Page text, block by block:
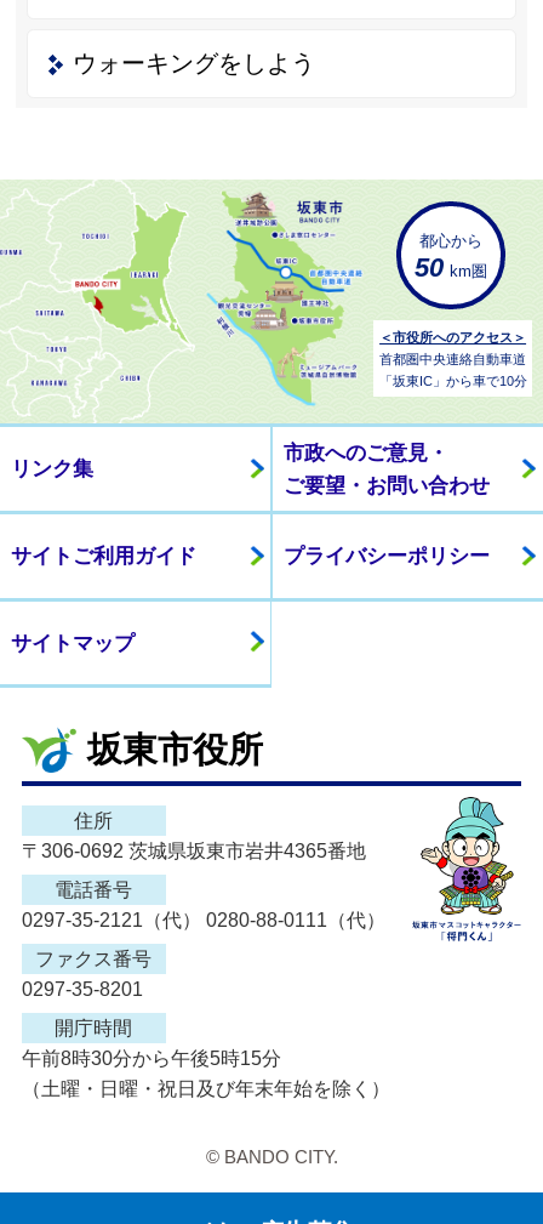
ウォーキングをしよう
都心から
50 km圏
＜市役所へのアクセス＞
首都圏中央連絡自動車道
「坂東IC」から車で10分
リンク集
市政へのご意見・
ご要望・お問い合わせ
サイトご利用ガイド プライバシーポリシー
サイトマップ
坂東市役所
住所
〒306-0692 茨城県坂東市岩井4365番地
電話番号
0297-35-2121（代） 0280-88-0111（代）
ファクス番号
0297-35-8201
開庁時間
午前8時30分から午後5時15分
（土曜・日曜・祝日及び年末年始を除く）
© BANDO CITY.